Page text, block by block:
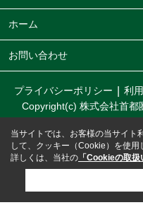
ホーム
お問い合わせ
プライバシーポリシー 利
Copyright(c) 株式会社首都
当サイトでは、お客様の当サイト
して、クッキー（Cookie）を使用
詳しくは、当社の 「Cookieの取扱